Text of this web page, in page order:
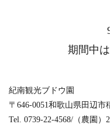
期間中は
紀南観光ブドウ園
〒646-0051和歌山県田辺市
Tel. 0739-22-4568/（農園）